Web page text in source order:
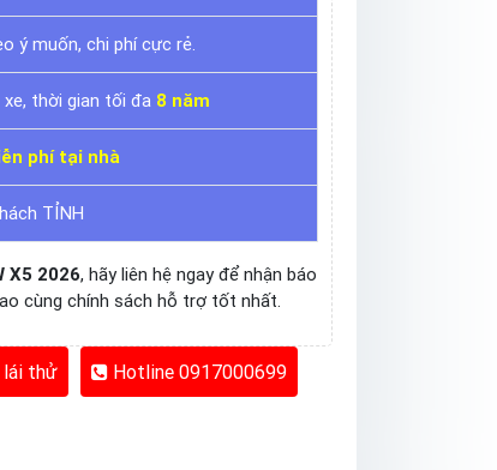
số
lượng
ý muốn, chi phí cực rẻ.
xe, thời gian tối đa 8 năm
phí tại nhà
TỈNH
X5 2026, hãy liên hệ ngay để nhận báo
cùng chính sách hỗ trợ tốt nhất.
lái thử Hotline0917000699